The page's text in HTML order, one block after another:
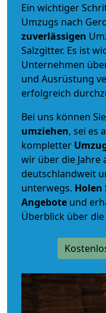
Ein wichtiger
Umzugs nach
zuverlässigen
Salzgitter. Es ist
Unternehmen
und Ausrüstung
erfolgreich
Bei uns können Sie
umziehen, sei es
kompletter
wir über die Jahre
deutschlandweit
unterwegs. Holen
Angebote und
Überblick über